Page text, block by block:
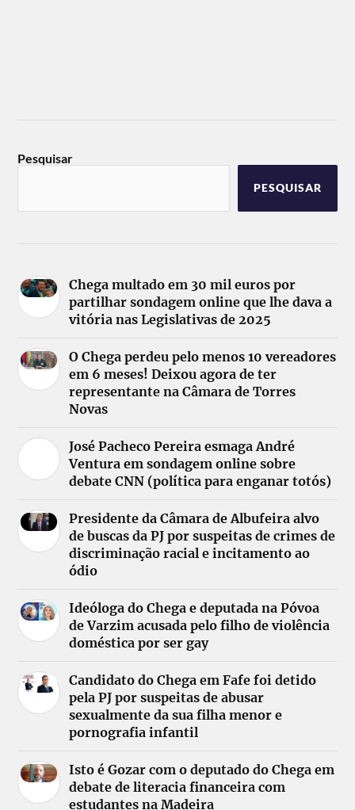
Pesquisar
PESQUISAR
Chega multado em 30 mil euros por
partilhar sondagem online que lhe dava a
vitória nas Legislativas de 2025
O Chega perdeu pelo menos 10 vereadores
em 6 meses! Deixou agora de ter
representante na Câmara de Torres
Novas
José Pacheco Pereira esmaga André
Ventura em sondagem online sobre
debate CNN (política para enganar totós)
Presidente da Câmara de Albufeira alvo
de buscas da PJ por suspeitas de crimes de
discriminação racial e incitamento ao
ódio
Ideóloga do Chega e deputada na Póvoa
de Varzim acusada pelo filho de violência
doméstica por ser gay
Candidato do Chega em Fafe foi detido
pela PJ por suspeitas de abusar
sexualmente da sua filha menor e
pornografia infantil
Isto é Gozar com o deputado do Chega em
debate de literacia financeira com
estudantes na Madeira